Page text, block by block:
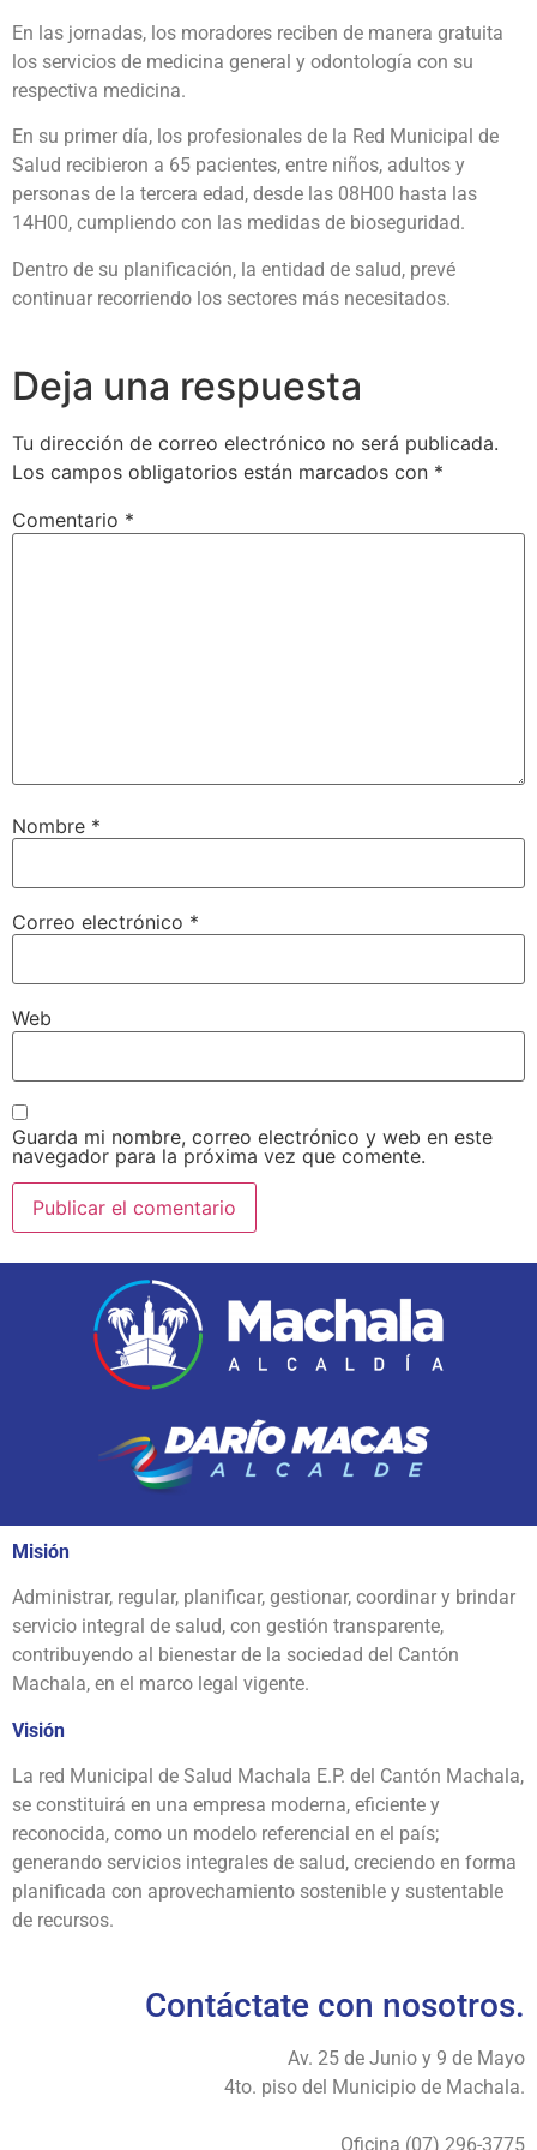
En las jornadas, los moradores reciben de manera gratuita
los servicios de medicina general y odontología con su
respectiva medicina.
En su primer día, los profesionales de la Red Municipal de
Salud recibieron a 65 pacientes, entre niños, adultos y
personas de la tercera edad, desde las 08H00 hasta las
14H00, cumpliendo con las medidas de bioseguridad.
Dentro de su planificación, la entidad de salud, prevé
continuar recorriendo los sectores más necesitados.
Deja una respuesta
Tu dirección de correo electrónico no será publicada.
Los campos obligatorios están marcados con *
Comentario *
Nombre *
Correo electrónico *
Web
Guarda mi nombre, correo electrónico y web en este
navegador para la próxima vez que comente.
Misión
Administrar, regular, planificar, gestionar, coordinar y brindar
servicio integral de salud, con gestión transparente,
contribuyendo al bienestar de la sociedad del Cantón
Machala, en el marco legal vigente.
Visión
La red Municipal de Salud Machala E.P. del Cantón Machala,
se constituirá en una empresa moderna, eficiente y
reconocida, como un modelo referencial en el país;
generando servicios integrales de salud, creciendo en forma
planificada con aprovechamiento sostenible y sustentable
de recursos.
Contáctate con nosotros.
Av. 25 de Junio y 9 de Mayo
4to. piso del Municipio de Machala.
Oficina (07) 296-3775